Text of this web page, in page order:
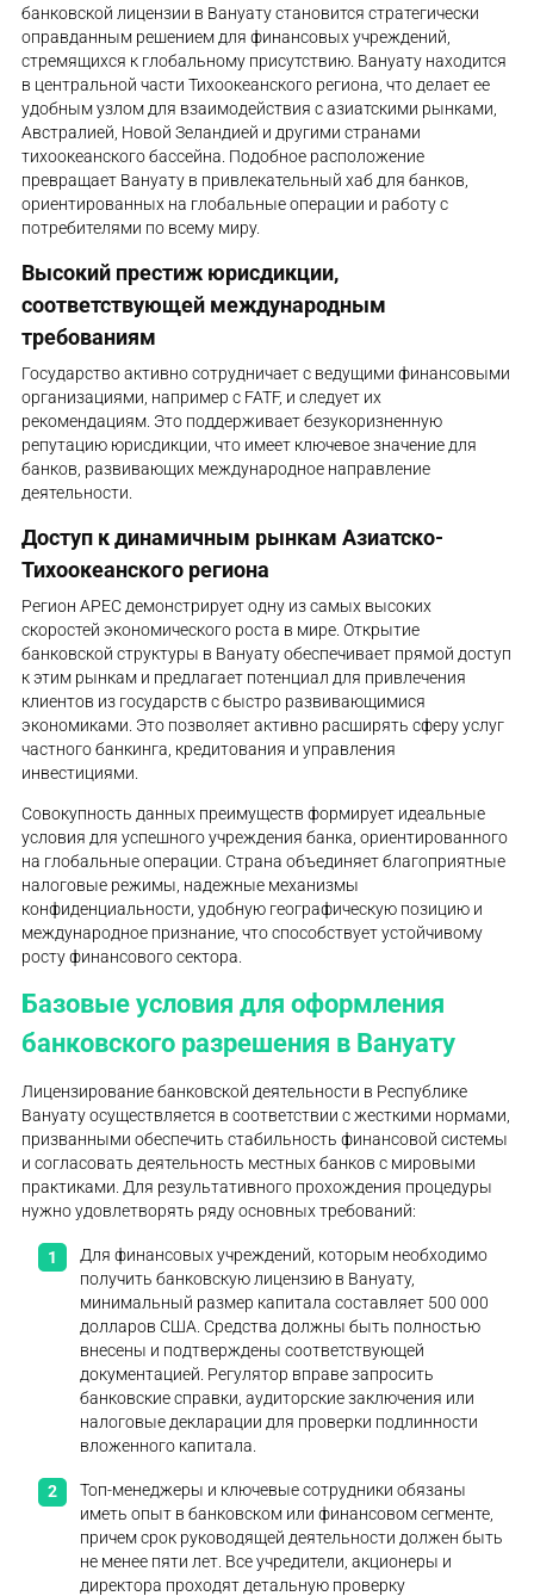
банковской лицензии в Вануату становится стратегически
оправданным решением для финансовых учреждений,
стремящихся к глобальному присутствию. Вануату находится
в центральной части Тихоокеанского региона, что делает ее
удобным узлом для взаимодействия с азиатскими рынками,
Австралией, Новой Зеландией и другими странами
тихоокеанского бассейна. Подобное расположение
превращает Вануату в привлекательный хаб для банков,
ориентированных на глобальные операции и работу с
потребителями по всему миру.
Высокий престиж юрисдикции,
соответствующей международным
требованиям
Государство активно сотрудничает с ведущими финансовыми
организациями, например с FATF, и следует их
рекомендациям. Это поддерживает безукоризненную
репутацию юрисдикции, что имеет ключевое значение для
банков, развивающих международное направление
деятельности.
Доступ к динамичным рынкам Азиатско-
Тихоокеанского региона
Регион APEC демонстрирует одну из самых высоких
скоростей экономического роста в мире. Открытие
банковской структуры в Вануату обеспечивает прямой доступ
к этим рынкам и предлагает потенциал для привлечения
клиентов из государств с быстро развивающимися
экономиками. Это позволяет активно расширять сферу услуг
частного банкинга, кредитования и управления
инвестициями.
Совокупность данных преимуществ формирует идеальные
условия для успешного учреждения банка, ориентированного
на глобальные операции. Страна объединяет благоприятные
налоговые режимы, надежные механизмы
конфиденциальности, удобную географическую позицию и
международное признание, что способствует устойчивому
росту финансового сектора.
Базовые условия для оформления
банковского разрешения в Вануату
Лицензирование банковской деятельности в Республике
Вануату осуществляется в соответствии с жесткими нормами,
призванными обеспечить стабильность финансовой системы
и согласовать деятельность местных банков с мировыми
практиками. Для результативного прохождения процедуры
нужно удовлетворять ряду основных требований:
Для финансовых учреждений, которым необходимо
получить банковскую лицензию в Вануату,
минимальный размер капитала составляет 500 000
долларов США. Средства должны быть полностью
внесены и подтверждены соответствующей
документацией. Регулятор вправе запросить
банковские справки, аудиторские заключения или
налоговые декларации для проверки подлинности
вложенного капитала.
Топ-менеджеры и ключевые сотрудники обязаны
иметь опыт в банковском или финансовом сегменте,
причем срок руководящей деятельности должен быть
не менее пяти лет. Все учредители, акционеры и
директора проходят детальную проверку